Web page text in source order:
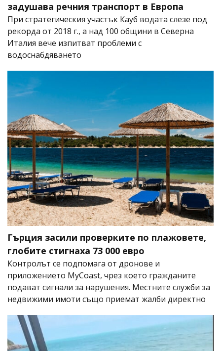
задушава речния транспорт в Европа
При стратегическия участък Кауб водата слезе под
рекорда от 2018 г., а над 100 общини в Северна
Италия вече изпитват проблеми с
водоснабдяването
Гърция засили проверките по плажовете,
глобите стигнаха 73 000 евро
Контролът се подпомага от дронове и
приложението MyCoast, чрез което гражданите
подават сигнали за нарушения. Местните служби за
недвижими имоти също приемат жалби директно